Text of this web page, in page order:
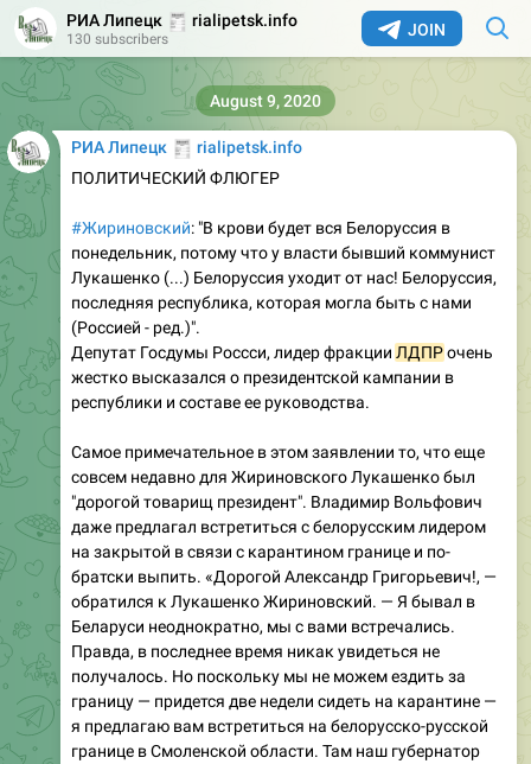
JOIN
РИА Липецк
🧾rialipetsk.info
130 subscribers
РИА Липецк
🧾rialipetsk.info
ПОЛИТИЧЕСКИЙ ФЛЮГЕР
#Жириновский: "В крови будет вся Белоруссия в
понедельник, потому что у власти бывший коммунист
Лукашенко (...) Белоруссия уходит от нас! Белоруссия,
последняя республика, которая могла быть с нами
(Россией - ред.)".
Депутат Госдумы Россси, лидер фракции ЛДПРочень
жестко высказался о президентской кампании в
республики и составе ее руководства.
Самое примечательное в этом заявлении то, что еще
совсем недавно для Жириновского Лукашенко был
"дорогой товарищ президент". Владимир Вольфович
даже предлагал встретиться с белорусским лидером
на закрытой в связи с карантином границе и по-
братски выпить. «Дорогой Александр Григорьевич!, —
обратился к Лукашенко Жириновский. — Я бывал в
Беларуси неоднократно, мы с вами встречались.
Правда, в последнее время никак увидеться не
получалось. Но поскольку мы не можем ездить за
границу — придется две недели сидеть на карантине —
я предлагаю вам встретиться на белорусско-русской
границе в Смоленской области. Там наш губернатор
August 9, 2020